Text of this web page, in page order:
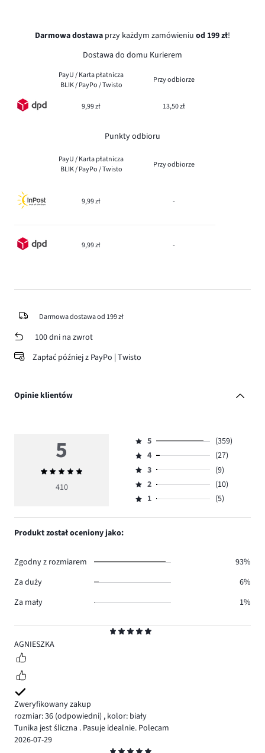
Darmowa dostawa przy każdym zamówieniu od 199 zł!
Dostawa do domu Kurierem
PayU / Karta płatnicza
BLIK / PayPo / Twisto
Przy odbiorze
9,99 zł 13,50 zł
Punkty odbioru
PayU / Karta płatnicza
BLIK / PayPo / Twisto
Przy odbiorze
9,99 zł -
9,99 zł -
Darmowa dostawa od 199 zł
100 dni na zwrot
Zapłać później z PayPo | Twisto
Opinie klientów
5
AGNIESZKA
Zweryfikowany zakup
rozmiar: 36 (odpowiedni) , kolor: biały
Tunika jest śliczna . Pasuje idealnie. Polecam
2026-07-29
5
Średnia
ocena
410
Ocena
5,
ilość
głosów
359.
5
(359)
Ocena
4,
ilość
głosów
4
(27)
Ocena
3,
ilość
3
(9)
Ocena
2,
2
(10)
Ocena
1,
1 (5)
Produkt został oceniony jako:
Zgodny z rozmiarem
93%
Za duży
6%
Za mały
1%